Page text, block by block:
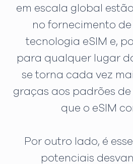
em escala global
no fornecimento
tecnologia eSIM e,
para qualquer lugar
se torna cada vez
graças aos padrões
que o eSIM
Por outro lado, é
potenciais